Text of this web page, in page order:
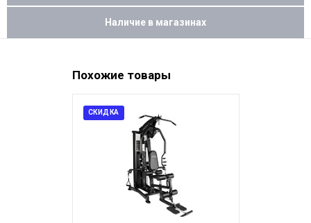
Наличие в магазинах
Похожие товары
СКИДКА